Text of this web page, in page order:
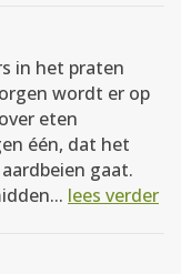
in het praten
wordt er op
eten
één, dat het
gaat.
lees verder